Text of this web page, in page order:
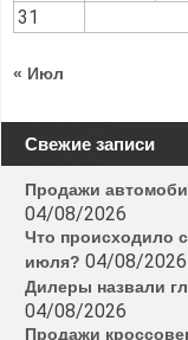
31
« Июл
Свежие записи
Продажи
04/08/2026
Что происходило
июля? 04/08/2026
Дилеры назвали
04/08/2026
Продажи